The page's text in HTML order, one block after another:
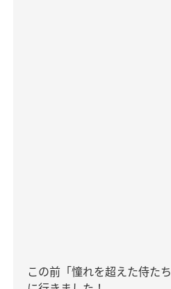
この前「憧れを超えた侍たち